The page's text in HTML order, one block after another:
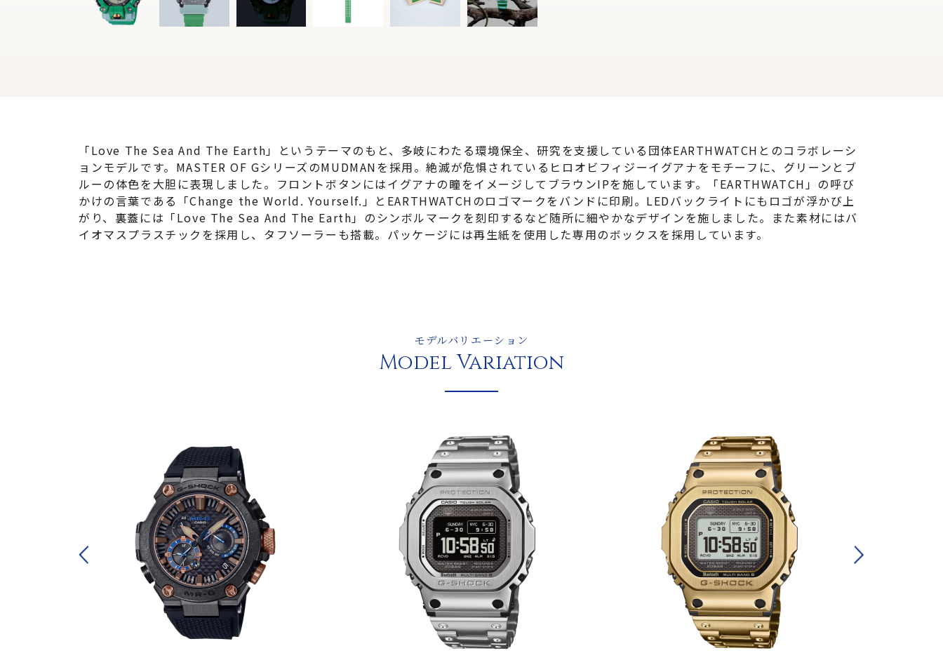
「Love The Sea And The Earth」というテーマのもと、多岐にわたる環境保全、研究を支援している団体EARTHWATCHとのコラボレーシ
ョンモデルです。MASTER OF GシリーズのMUDMANを採用。絶滅が危惧されているヒロオビフィジーイグアナをモチーフに、グリーンとブ
ルーの体色を大胆に表現しました。フロントボタンにはイグアナの瞳をイメージしてブラウンIPを施しています。「EARTHWATCH」の呼び
かけの言葉である「Change the World. Yourself.」とEARTHWATCHのロゴマークをバンドに印刷。LEDバックライトにもロゴが浮かび上
がり、裏蓋には「Love The Sea And The Earth」のシンボルマークを刻印するなど随所に細やかなデザインを施しました。また素材にはバ
イオマスプラスチックを採用し、タフソーラーも搭載。パッケージには再生紙を使用した専用のボックスを採用しています。
モデルバリエーション
Model Variation